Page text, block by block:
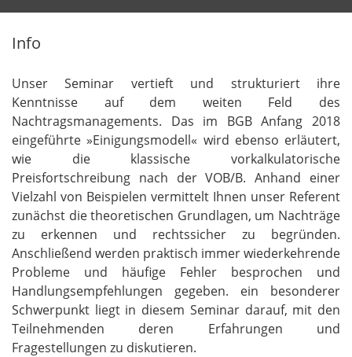
Info
Unser Seminar vertieft und strukturiert ihre
Kenntnisse auf dem weiten Feld des
Nachtragsmanagements. Das im BGB Anfang 2018
eingeführte »Einigungsmodell« wird ebenso erläutert,
wie die klassische vorkalkulatorische
Preisfortschreibung nach der VOB/B. Anhand einer
Vielzahl von Beispielen vermittelt Ihnen unser Referent
zunächst die theoretischen Grundlagen, um Nachträge
zu erkennen und rechtssicher zu begründen.
Anschließend werden praktisch immer wiederkehrende
Probleme und häufige Fehler besprochen und
Handlungsempfehlungen gegeben. ein besonderer
Schwerpunkt liegt in diesem Seminar darauf, mit den
Teilnehmenden deren Erfahrungen und
Fragestellungen zu diskutieren.